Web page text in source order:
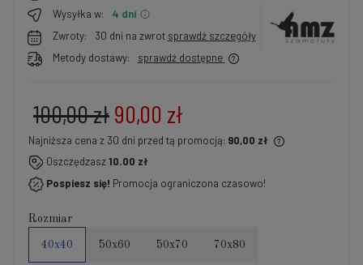
Wysyłka w:
4 dni
Zwroty:
30 dni na zwrot sprawdź szczegóły
Metody dostawy:
sprawdź dostępne
90,00 zł
100,00 zł
Najniższa cena z 30 dni przed tą promocją: 90,00 zł
Jeżeli produkt jest sprzedawany krócej niż 30 dni,
wyświetlana jest najniższa cena od momentu, kiedy
produkt pojawił się w sprzedaży.
Oszczędzasz10.00 zł
Pospiesz się! Promocja ograniczona czasowo!
Rozmiar
40x40 50x60 50x70 70x80